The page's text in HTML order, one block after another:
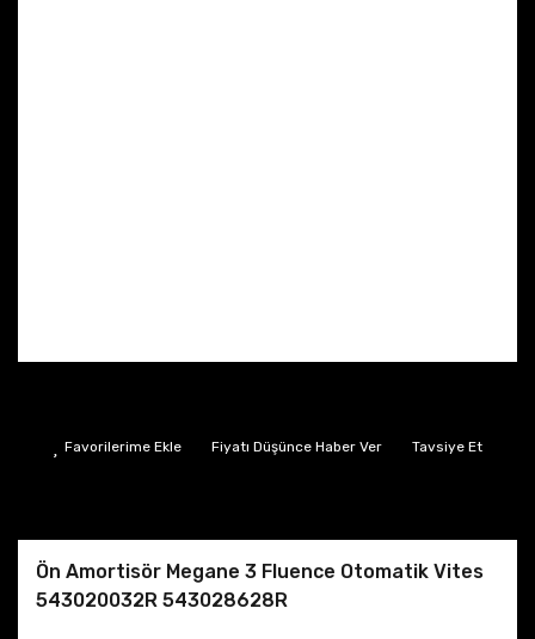
Fiyatı Düşünce Haber Ver Tavsiye Et
Ön Amortisör Megane 3 Fluence Otomatik Vites
543020032R 543028628R